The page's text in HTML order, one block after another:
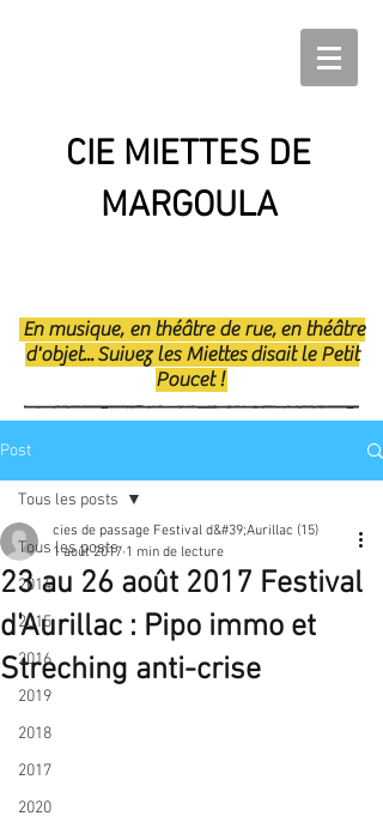
CIE MIETTES DE
MARGOULA
En musique, en théâtre de rue, en théâtre
d'objet... Suivez les Miettes disait le Petit
Poucet !
Post
Tous les posts
2014
2015
2016
2019
2018
2017
2020
Tous les posts
23 au 26 août 2017 Festival
d'Aurillac : Pipo immo et
Streching anti-crise
cies de passage Festival d&#39;Aurillac (15)
1 août 2017 1 min de lecture